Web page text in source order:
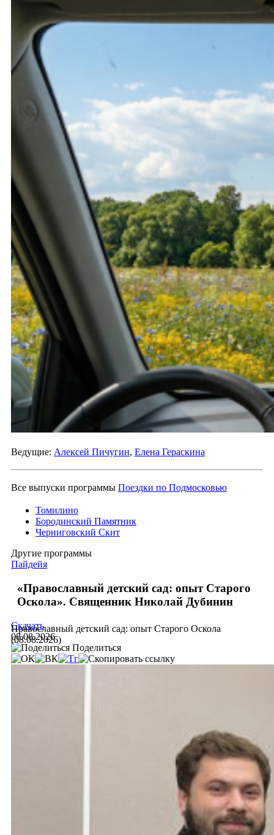
Ведущие: Алексей Пичугин, Елена Гераскина
Все выпуски программы Поездки по Подмосковью
Томилино
Бородинский Памятник
Черниговский Скит
Другие программы
Пайдейя
«Православный детский сад: опыт Старого
Оскола». Священник Николай Дубинин
Православный детский сад: опыт Старого Оскола
(08.08.2026)
Скачать
08.08.2026
Поделиться